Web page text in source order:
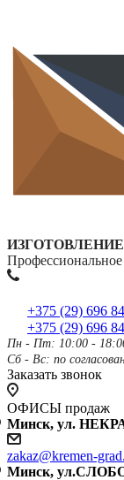
Профессиональное
+375 (29) 696
+375 (29) 696
Пн - Пт: 10:00 -
Сб - Вс: по
Заказать звонок
ОФИСЫ продаж
Минск, ул.
zakaz@kremen-
Минск,